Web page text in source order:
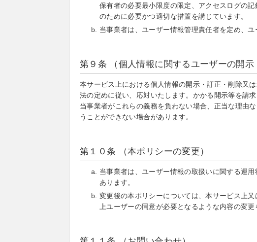
保有者の必要最小限度の限定、アクセスログの
のために必要かつ適切な措置を講じています。
当事業者は、ユーザー情報管理責任者を定め、
第９条 （個人情報に関するユーザーの開示
本サービス上における個人情報の開示・訂正・削除又
法の定めに従い、応対いたします。かかる開示等を請
当事業者がこれらの義務を負わない場合、正当な理由
うことができない場合があります。
第１０条 （本ポリシーの変更）
当事業者は、ユーザー情報の取扱いに関する運
あります。
変更後の本ポリシーについては、本サービス上
上ユーザーの同意が必要となるような内容の変